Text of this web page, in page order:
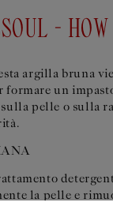
-
argilla bruna
formare un
pelle o sulla
la pelle e